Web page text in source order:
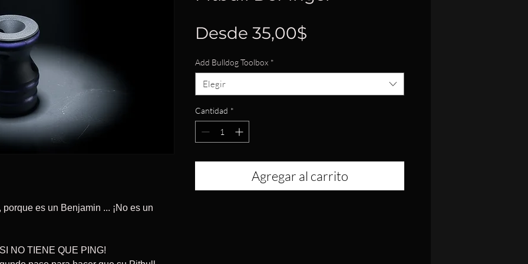
es un Benjamin ... ¡No es un
NO TIENE QUE PING!
Desde 35,00$
oferta
Add Bulldog Toolbox *
Elegir
Cantidad *
Agregar al carrito